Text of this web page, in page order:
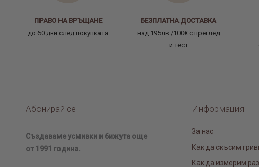
ПРАВО НА ВРЪЩАНЕ
до 60 дни след покупката
БЕЗПЛАТНА ДОСТАВКА
над 195лв./100€ с преглед
и тест
Абонирай се
Създаваме усмивки и бижута още
от 1991 година.
Информация
За нас
Как да скъсим
Как да измерим